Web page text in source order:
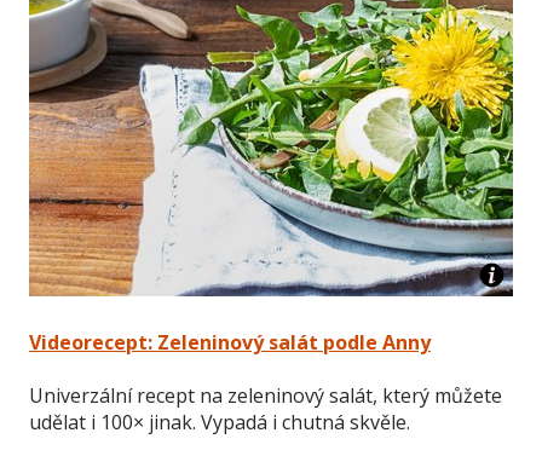
Videorecept: Zeleninový salát podle Anny
Univerzální recept na zeleninový salát, který můžete
udělat i 100× jinak. Vypadá i chutná skvěle.